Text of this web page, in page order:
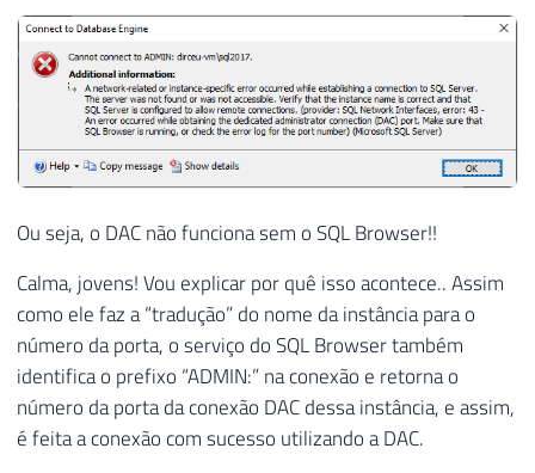
Ou seja, o DAC não funciona sem o SQL Browser!!
Calma, jovens! Vou explicar por quê isso acontece.. Assim
como ele faz a “tradução” do nome da instância para o
número da porta, o serviço do SQL Browser também
identifica o prefixo “ADMIN:” na conexão e retorna o
número da porta da conexão DAC dessa instância, e assim,
é feita a conexão com sucesso utilizando a DAC.